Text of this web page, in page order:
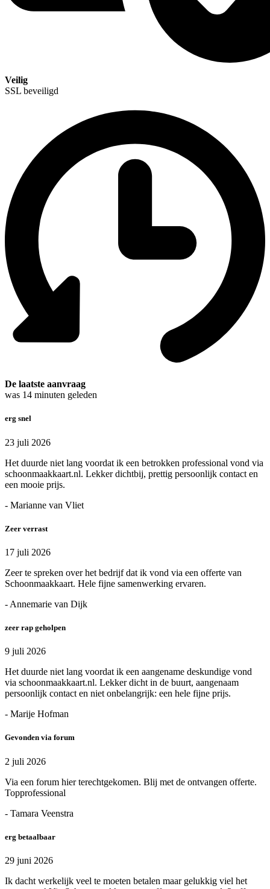
Veilig
SSL beveiligd
De laatste aanvraag
was 14 minuten geleden
erg snel
23 juli 2026
Het duurde niet lang voordat ik een betrokken professional vond via
schoonmaakkaart.nl. Lekker dichtbij, prettig persoonlijk contact en
een mooie prijs.
- Marianne van Vliet
Zeer verrast
17 juli 2026
Zeer te spreken over het bedrijf dat ik vond via een offerte van
Schoonmaakkaart. Hele fijne samenwerking ervaren.
- Annemarie van Dijk
zeer rap geholpen
9 juli 2026
Het duurde niet lang voordat ik een aangename deskundige vond
via schoonmaakkaart.nl. Lekker dicht in de buurt, aangenaam
persoonlijk contact en niet onbelangrijk: een hele fijne prijs.
- Marije Hofman
Gevonden via forum
2 juli 2026
Via een forum hier terechtgekomen. Blij met de ontvangen offerte.
Topprofessional
- Tamara Veenstra
erg betaalbaar
29 juni 2026
Ik dacht werkelijk veel te moeten betalen maar gelukkig viel het